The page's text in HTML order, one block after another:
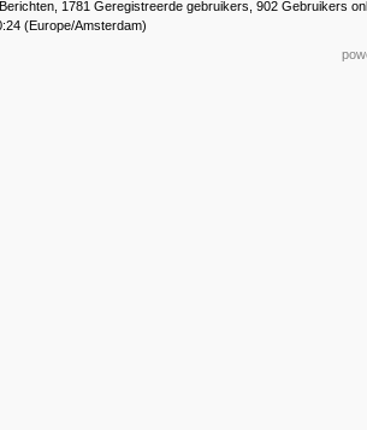
1781 Geregistreerde gebruikers, 902 Gebruikers
(Europe/Amsterdam)